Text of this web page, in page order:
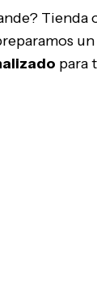
Tienda
un
para